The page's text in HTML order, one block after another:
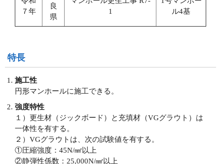
７年
良
県
1
ル4基
特長
施工性
円形マンホールに施工できる。
強度特性
１）更生材（ジックボード）と充填材（VGグラウト）は
一体性を有する。
２）VGグラウトは、次の試験値を有する。
①圧縮強度：45N/㎟以上
②静弾性係数：25,000N/㎟以上